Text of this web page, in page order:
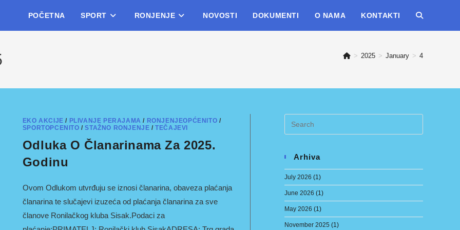
POČETNA SPORT RONJENJE NOVOSTI DOKUMENTI O NAMA KONTAKTI TOGGLE
> 2025 > January > 4
EKO AKCIJE / PLIVANJE PERAJAMA / RONJENJEOPĆENITO /
SPORTOPCENITO /STAŽNO RONJENJE /TEČAJEVI
Odluka O Članarinama Za 2025.
Godinu
Ovom Odlukom utvrđuju se iznosi članarina, obaveza plaćanja
članarina te slučajevi izuzeća od plaćanja članarina za sve
članove Ronilačkog kluba Sisak.Podaci za
Arhiva
July 2026 (1)
June 2026 (1)
May 2026 (1)
November 2025 (1)